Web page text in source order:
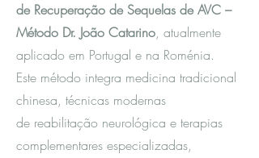
de Recuperação de Sequelas de AVC –
Método Dr. João Catarino, atualmente
aplicado em Portugal e na Roménia.
Este método integra medicina tradicional
chinesa, técnicas modernas
de reabilitação neurológica e terapias
complementares especializadas,